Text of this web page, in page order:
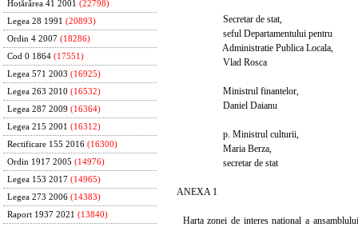
Hotărârea 41 2001 (22798)
Legea 28 1991 (20893)
Ordin 4 2007 (18286)
Cod 0 1864 (17551)
Legea 571 2003 (16925)
Legea 263 2010 (16532)
Legea 287 2009 (16364)
Legea 215 2001 (16312)
Rectificare 155 2016 (16300)
Ordin 1917 2005 (14976)
Legea 153 2017 (14965)
Legea 273 2006 (14383)
Raport 1937 2021 (13840)
Secretar de stat,
seful Departamentului pentru
Administratie Publica Locala,
Vlad Rosca
Ministrul finantelor,
Daniel Daianu
p. Ministrul culturii,
Maria Berza,
secretar de stat
ANEXA 1
Harta zonei de interes national a